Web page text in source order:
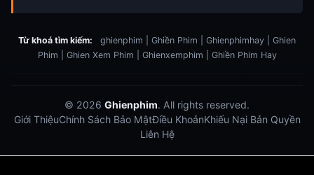
Từ khoá tìm kiếm:
ghienphim | Ghiền Phim | Ghienphimhay | Ghien
Phim | Ghien Xem Phim | Ghienxemphim | Ghiền Phim Hay
© 2026 Ghienphim. All rights reserved.
Giới ThiệuChính Sách Bảo MậtĐiều KhoảnKhiếu Nại Bản Quyền
Liên Hệ